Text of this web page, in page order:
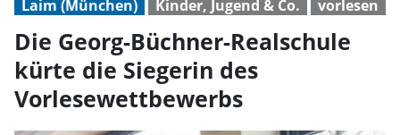
Laim (München) Kinder, Jugend & Co. vorlesen
Die Georg-Büchner-Realschule
kürte die Siegerin des
Vorlesewettbewerbs